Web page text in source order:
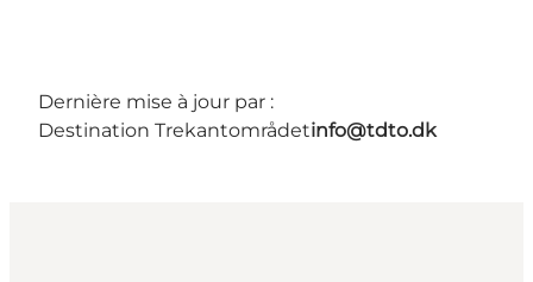
Dernière mise à jour par :
Destination Trekantområdetinfo@tdto.dk